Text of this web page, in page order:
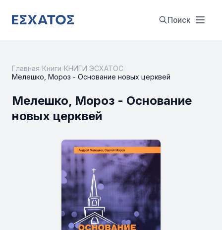
Поиск
Главная Книги КНИГИ ЭСХАТОС
Мелешко, Мороз - Основание новых церквей
Мелешко, Мороз - Основание
новых церквей